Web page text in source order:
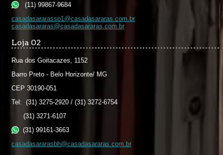
(11) 99867-9684
casadasararassp1@casadasararas.com.br
casadasararas@casadasararas.com.br
Loja 02
Rua dos Goitacazes, 1152
Barro Preto - Belo Horizonte/ MG
CEP 30190-051
Tel: (31) 3275-2920 / (31) 3272-6754
(31) 3271-6107
(31) 99161-3663
casadasararasbh@casadasararas.com.br